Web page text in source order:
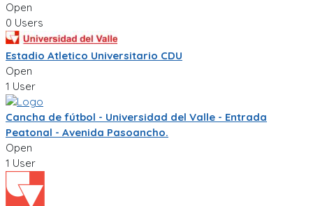
Open
0 Users
Estadio Atletico Universitario CDU
Open
1 User
Cancha de fútbol - Universidad del Valle - Entrada
Peatonal - Avenida Pasoancho.
Open
1 User